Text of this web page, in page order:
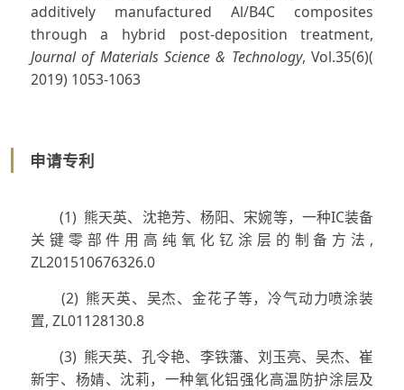
additively manufactured Al/B4C composites
through a hybrid post-deposition treatment,
Journal of Materials Science & Technology, Vol.35(6)(
2019) 1053-1063
申请专利
(1) 熊天英、沈艳芳、杨阳、宋婉等，一种IC装备
关键零部件用高纯氧化钇涂层的制备方法,
ZL201510676326.0
(2) 熊天英、吴杰、金花子等，冷气动力喷涂装
置, ZL01128130.8
(3) 熊天英、孔令艳、李铁藩、刘玉亮、吴杰、崔
新宇、杨婧、沈莉，一种氧化铝强化高温防护涂层及